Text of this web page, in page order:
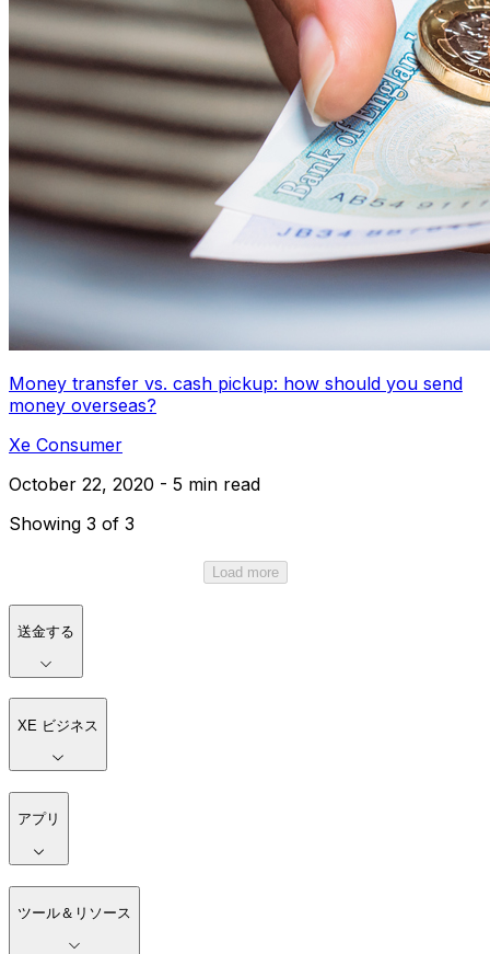
Money transfer vs. cash pickup: how should you send
money overseas?
Xe Consumer
October 22, 2020 - 5 min read
Showing 3 of 3
Load more
送金する
XE ビジネス
アプリ
ツール＆リソース